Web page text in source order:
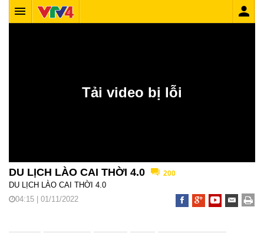
DU LỊCH LÀO CAI THỜI 4.0 200
DU LỊCH LÀO CAI THỜI 4.0
04:15 | 01/11/2022